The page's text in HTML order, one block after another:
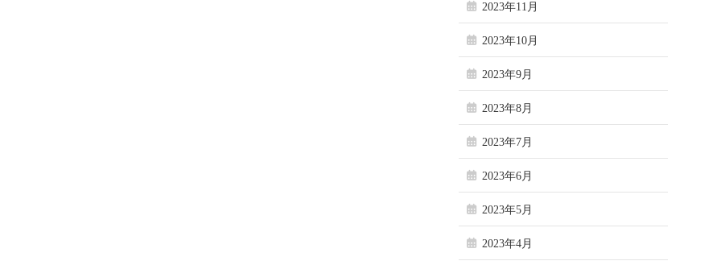
2023年11月
2023年10月
2023年9月
2023年8月
2023年7月
2023年6月
2023年5月
2023年4月